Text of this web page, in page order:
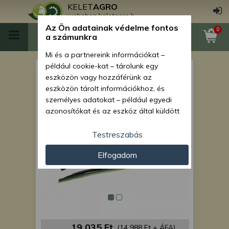
KELETAGRO
webshop.keletagro.hu
0
Force 1020 Stage V első
ablaktörlő lapát, karral
Az Ön adatainak védelme fontos
a számunkra
Mi és a partnereink információkat –
például cookie-kat – tárolunk egy
eszközön vagy hozzáférünk az
eszközön tárolt információkhoz, és
személyes adatokat – például egyedi
azonosítókat és az eszköz által küldött
személyre szabott hirdetések és
tartalom nyújtásához, hirdetés- és
tartalomméréshez, nézettségi adatok
gyűjtéséhez, valamint termékek
kifejlesztéséhez és a termékek
partnereink eszközleolvasásos
adatokat és azonosítási információkat
Testreszabás
Elfogadom